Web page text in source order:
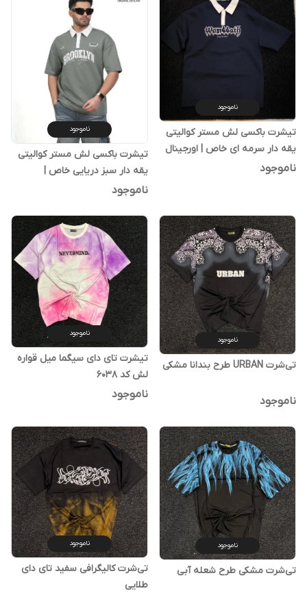
ناموجود
تیشرت باکسی لش مستر کوالیتی
یقه دار سرمه ای خاص | اورجینال
دیلم
ناموجود
ناموجود
تیشرت باکسی لش مستر کوالیتی
یقه دار سبز دریایی خاص |
اورجینال دیلم
ناموجود
ناموجود
تی‌شرت URBAN طرح بندانا مشکی
ناموجود
ناموجود
تیشرت تای دای سیگما میل قواره
لش کد 6038
ناموجود
ناموجود
تی‌شرت مشکی طرح شعله آبی
ناموجود
تی‌شرت کالیگرافی سفید تای دای
طلایی